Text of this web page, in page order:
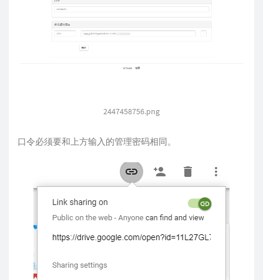
2447458756.png
口令必须要和上方输入的管理密码相同。